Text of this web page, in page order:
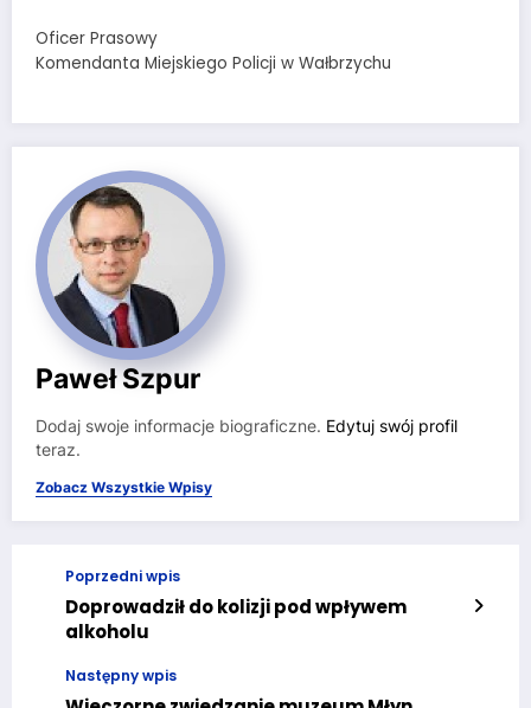
Oficer Prasowy
Komendanta Miejskiego Policji w Wałbrzychu
Paweł Szpur
Dodaj swoje informacje biograficzne. Edytuj swój profil
teraz.
Zobacz Wszystkie Wpisy
Poprzedni wpis
Doprowadził do kolizji pod wpływem
alkoholu
Następny wpis